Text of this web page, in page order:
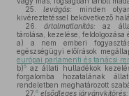
25.
levágás:
minden
kivéreztetéssel bekövetkező
26.
ártalmatlanítás: az
tárolása, kezelése,
a) a nem emberi
egészségügyi előírások
európai parlamenti és tanácsi
b)5 az állati hulladékok
forgalomba hozatalának
rendeletben meghatározott
27. 6 elsődleges járványkitörés: